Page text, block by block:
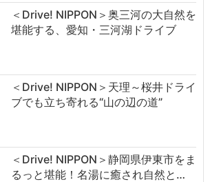
＜Drive! NIPPON＞奥三河の大自然を
堪能する、愛知・三河湖ドライブ
＜Drive! NIPPON＞天理～桜井ドライ
ブでも立ち寄れる“山の辺の道”
＜Drive! NIPPON＞静岡県伊東市をま
るっと堪能！名湯に癒され自然と…